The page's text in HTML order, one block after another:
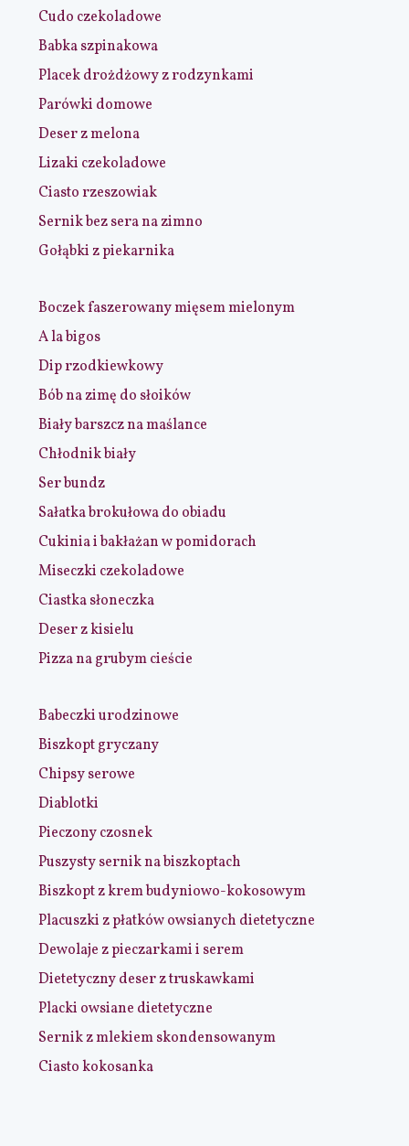
Cudo czekoladowe
Babka szpinakowa
Placek drożdżowy z rodzynkami
Parówki domowe
Deser z melona
Lizaki czekoladowe
Ciasto rzeszowiak
Sernik bez sera na zimno
Gołąbki z piekarnika
Boczek faszerowany mięsem mielonym
A la bigos
Dip rzodkiewkowy
Bób na zimę do słoików
Biały barszcz na maślance
Chłodnik biały
Ser bundz
Sałatka brokułowa do obiadu
Cukinia i bakłażan w pomidorach
Miseczki czekoladowe
Ciastka słoneczka
Deser z kisielu
Pizza na grubym cieście
Babeczki urodzinowe
Biszkopt gryczany
Chipsy serowe
Diablotki
Pieczony czosnek
Puszysty sernik na biszkoptach
Biszkopt z krem budyniowo-kokosowym
Placuszki z płatków owsianych dietetyczne
Dewolaje z pieczarkami i serem
Dietetyczny deser z truskawkami
Placki owsiane dietetyczne
Sernik z mlekiem skondensowanym
Ciasto kokosanka